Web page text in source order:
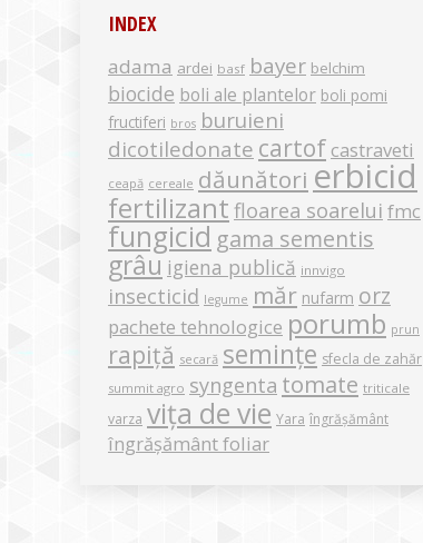
INDEX
adama ardei basf bayer belchim
biocide boli ale plantelor boli pomi
fructiferi bros buruieni
dicotiledonate cartof castraveti
ceapă cereale dăunători erbicid
fertilizant floarea soarelui fmc
fungicid gama sementis
grâu igiena publică innvigo
insecticid legume măr nufarm orz
pachete tehnologice porumb prun
rapiță secară semințe sfecla de zahăr
summit agro syngenta tomate triticale
varza vița de vie Yara îngrășământ
îngrășământ foliar